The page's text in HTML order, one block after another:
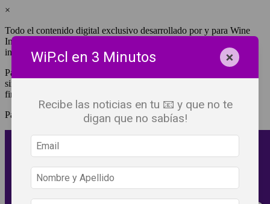
×
Todo el contenido digital exclusivo desarrollado por y para Wine
Independent Press Chile, cuenta con derechos de propiedad
intelectual.
Para tener acceso a una copia y/o impresión de cualquiera de ellos
sin fines de lucro, debes ser #SuscriptorWiP.^Para su réplica con
fines comerciales debes contactar al e-mail
Pagas una sola vez al año y disfrutas por 12 meses.
WiP.cl en 3 Minutos ×
Recibe las noticias en tu 📧 y que no te
digan que no sabías!